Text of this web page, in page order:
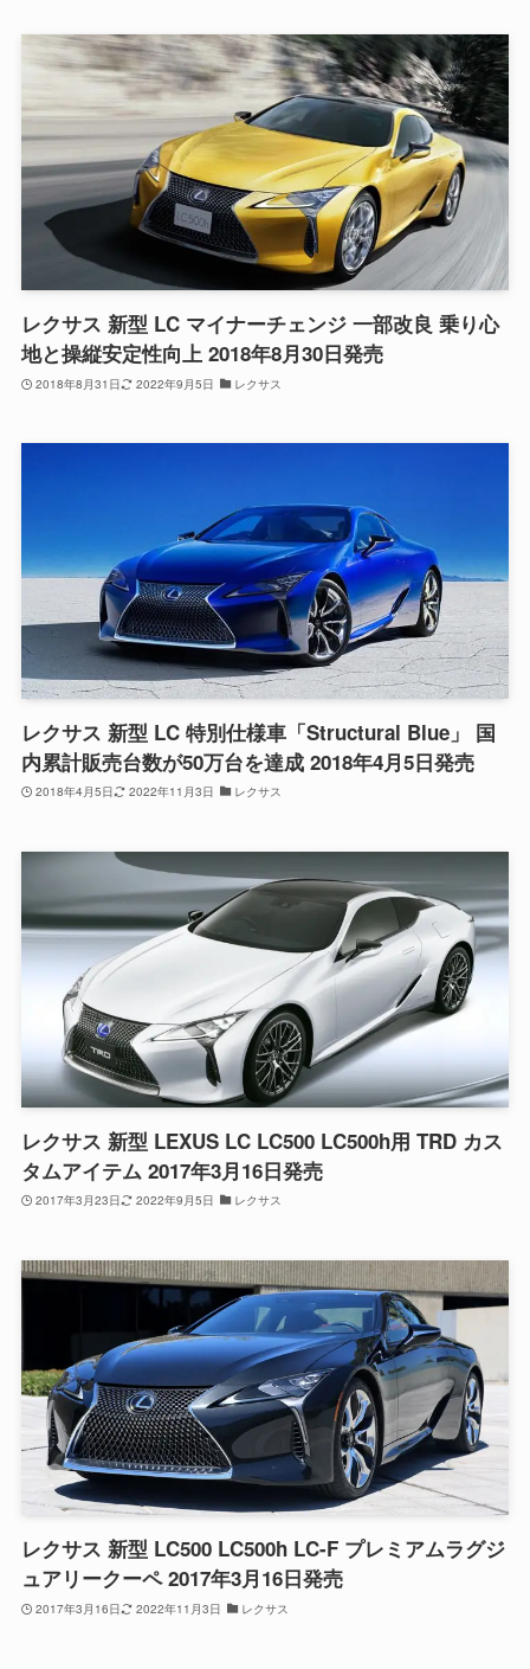
レクサス 新型 LC マイナーチェンジ 一部改良 乗り心
地と操縦安定性向上 2018年8月30日発売
2018年8月31日 2022年9月5日 レクサス
レクサス 新型 LC 特別仕様車「Structural Blue」 国
内累計販売台数が50万台を達成 2018年4月5日発売
2018年4月5日 2022年11月3日 レクサス
レクサス 新型 LEXUS LC LC500 LC500h用 TRD カス
タムアイテム 2017年3月16日発売
2017年3月23日 2022年9月5日 レクサス
レクサス 新型 LC500 LC500h LC-F プレミアムラグジ
ュアリークーペ 2017年3月16日発売
2017年3月16日 2022年11月3日 レクサス